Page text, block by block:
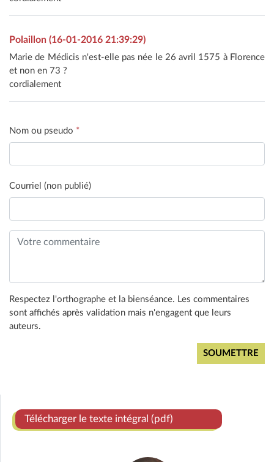
Polaillon (16-01-2016 21:39:29)
Marie de Médicis n'est-elle pas née le 26 avril 1575 à Florence
et non en 73 ?
cordialement
Nom ou pseudo *
Courriel (non publié)
Respectez l'orthographe et la bienséance. Les commentaires
sont affichés après validation mais n'engagent que leurs
auteurs.
Télécharger le texte intégral (pdf)